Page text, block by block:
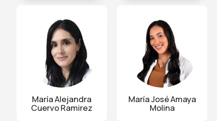
María Alejandra
Cuervo Ramirez
María José Amaya
Molina